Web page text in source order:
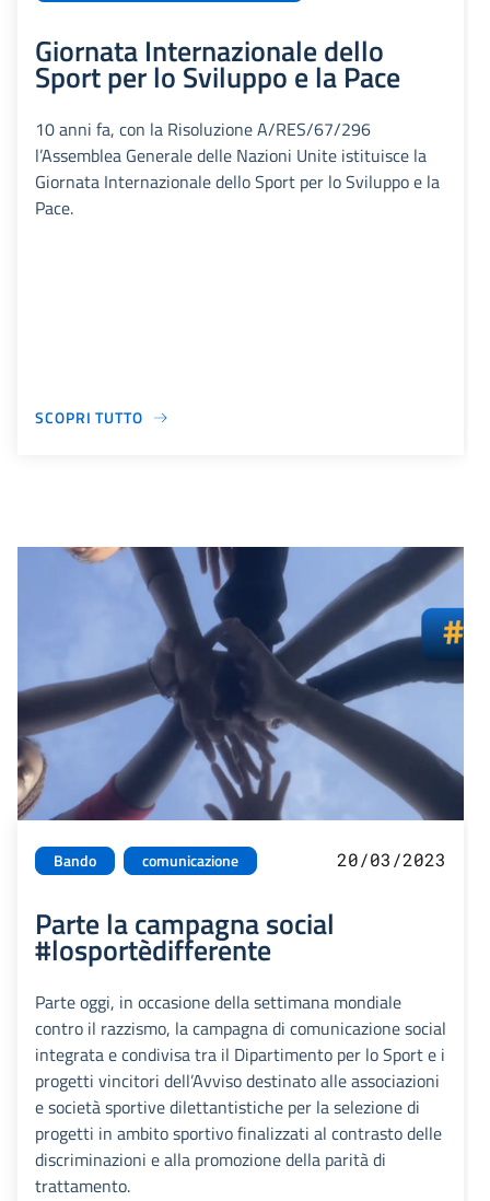
Giornata Internazionale dello
Sport per lo Sviluppo e la Pace
10 anni fa, con la Risoluzione A/RES/67/296
l’Assemblea Generale delle Nazioni Unite istituisce la
Giornata Internazionale dello Sport per lo Sviluppo e la
Pace.
SCOPRI TUTTO
Bando comunicazione 20/03/2023
Parte la campagna social
#losportèdifferente
Parte oggi, in occasione della settimana mondiale
contro il razzismo, la campagna di comunicazione social
integrata e condivisa tra il Dipartimento per lo Sport e i
progetti vincitori dell’Avviso destinato alle associazioni
e società sportive dilettantistiche per la selezione di
progetti in ambito sportivo finalizzati al contrasto delle
discriminazioni e alla promozione della parità di
trattamento.